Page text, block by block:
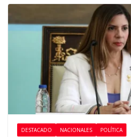
DESTACADO NACIONALES POLÍTICA